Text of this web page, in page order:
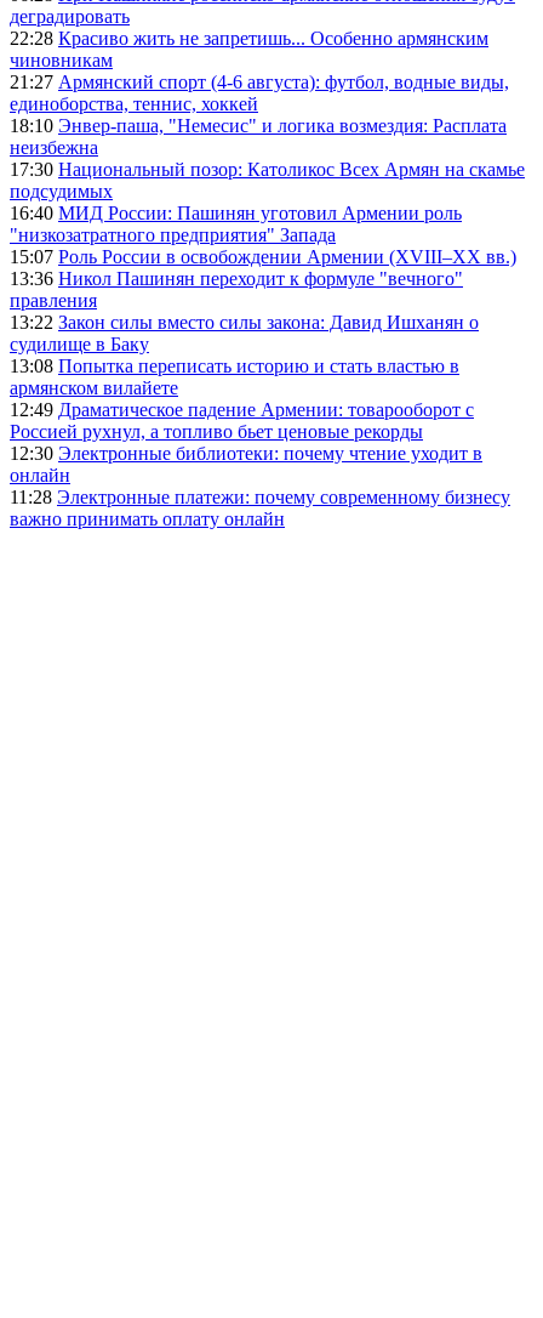
деградировать
22:28 Красиво жить не запретишь... Особенно армянским
чиновникам
21:27 Армянский спорт (4-6 августа): футбол, водные виды,
единоборства, теннис, хоккей
18:10 Энвер-паша, "Немесис" и логика возмездия: Расплата
неизбежна
17:30 Национальный позор: Католикос Всех Армян на скамье
подсудимых
16:40 МИД России: Пашинян уготовил Армении роль
"низкозатратного предприятия" Запада
15:07 Роль России в освобождении Армении (XVIII–XX вв.)
13:36 Никол Пашинян переходит к формуле "вечного"
правления
13:22 Закон силы вместо силы закона: Давид Ишханян о
судилище в Баку
13:08 Попытка переписать историю и стать властью в
армянском вилайете
12:49 Драматическое падение Армении: товарооборот с
Россией рухнул, а топливо бьет ценовые рекорды
12:30 Электронные библиотеки: почему чтение уходит в
онлайн
11:28 Электронные платежи: почему современному бизнесу
важно принимать оплату онлайн